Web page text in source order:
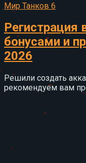
Мир Танков 6
Регистрация
бонусами и
2026
Решили создать
рекомендуем вам